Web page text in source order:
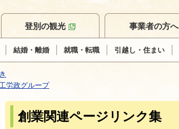
結婚・離婚 就職・転職 引越し・住まい
登別の観光 事業者の方へ
労政グループ
創業関連ページリンク集